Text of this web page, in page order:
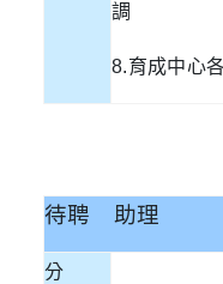
調
8.育成中心
待聘 助理
分